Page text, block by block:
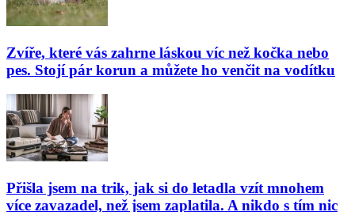
Zvíře, které vás zahrne láskou víc než kočka nebo
pes. Stojí pár korun a můžete ho venčit na vodítku
Přišla jsem na trik, jak si do letadla vzít mnohem
více zavazadel, než jsem zaplatila. A nikdo s tím nic